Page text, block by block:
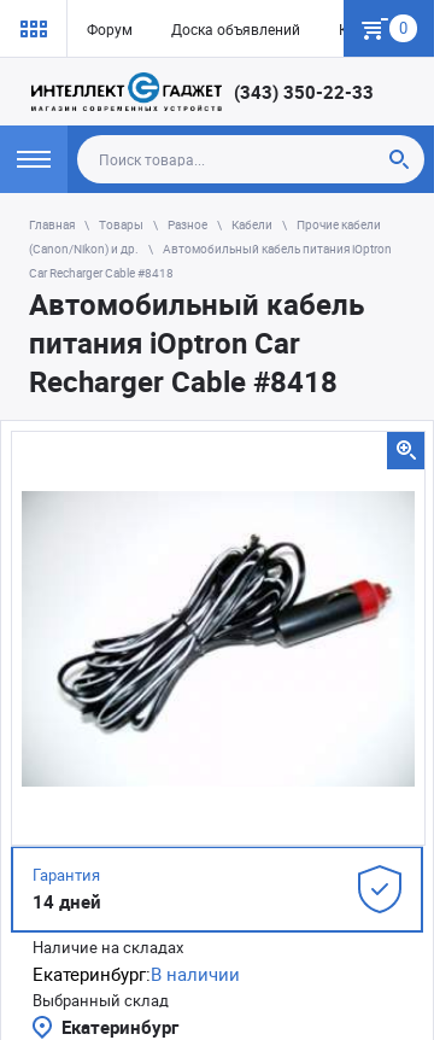
Форум Доска объявлений Как купить
0
(343) 350-22-33
Главная Товары Разное Кабели
Прочие кабели
(Canon/Nikon) и др.
Автомобильный кабель питания iOptron
Car Recharger Cable #8418
Автомобильный кабель
питания iOptron Car
Recharger Cable #8418
Гарантия
14 дней
Наличие на складах
Екатеринбург:В наличии
Выбранный склад
Екатеринбург